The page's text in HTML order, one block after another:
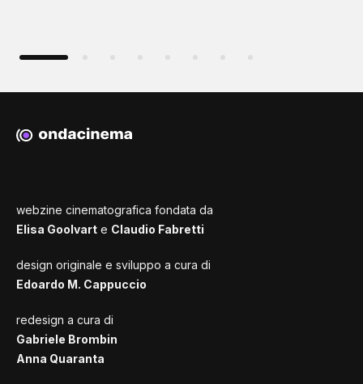
webzine cinematografica fondata da
Elisa Goolvart e Claudio Fabretti
design originale e sviluppo a cura di
Edoardo M. Cappuccio
redesign a cura di
Gabriele Brombin
Anna Quaranta